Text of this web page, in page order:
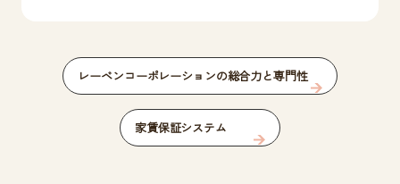
レーベンコーポレーションの総合力と専門性
家賃保証システム